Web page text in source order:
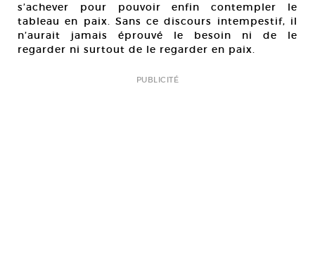
s’achever pour pouvoir enfin contempler le
tableau en paix. Sans ce discours intempestif, il
n’aurait jamais éprouvé le besoin ni de le
regarder ni surtout de le regarder en paix.
PUBLICITÉ